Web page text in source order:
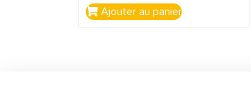
Ajouter au panier